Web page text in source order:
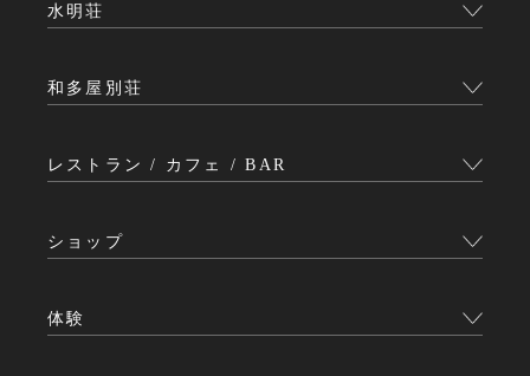
水明荘
和多屋別荘
レストラン / カフェ / BAR
ショップ
体験